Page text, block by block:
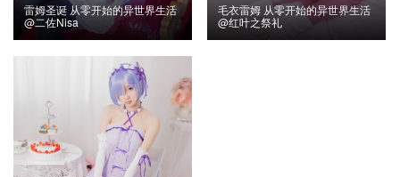
雷姆圣诞 从零开始的异世界生活
@二佐Nisa
毛衣雷姆 从零开始的异世界生活
@红叶之祭礼